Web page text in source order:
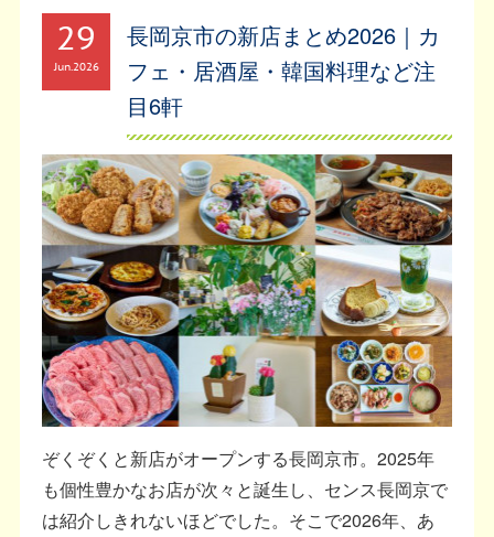
29
Jun2026
長岡京市の新店まとめ2026｜カ
フェ・居酒屋・韓国料理など注
目6軒
ぞくぞくと新店がオープンする長岡京市。2025年
も個性豊かなお店が次々と誕生し、センス長岡京で
は紹介しきれないほどでした。そこで2026年、あ